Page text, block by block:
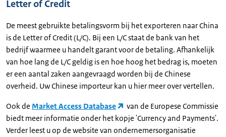
Letter of Credit
De meest gebruikte betalingsvorm bij het exporteren naar China
is de Letter of Credit (L/C). Bij een L/C staat de bank van het
bedrijf waarmee u handelt garant voor de betaling. Afhankelijk
van hoe lang de L/C geldig is en hoe hoog het bedrag is, moeten
er een aantal zaken aangevraagd worden bij de Chinese
overheid. Uw Chinese importeur kan u hier meer over vertellen.
Ook de Market Access Database
van de Europese Commissie
biedt meer informatie onder het kopje 'Currency and Payments'.
Verder leest u op de website van ondernemersorganisatie